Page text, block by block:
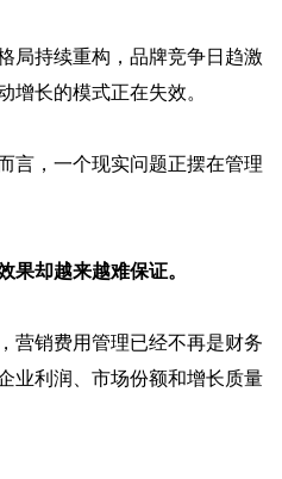
局持续重构，品牌竞争日趋激
长的模式正在失效。
言，一个现实问题正摆在管理
却越来越难保证。
营销费用管理已经不再是财务
业利润、市场份额和增长质量